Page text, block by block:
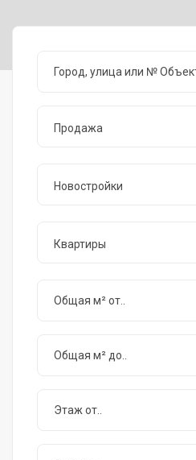
Продажа
Новостройки
Квартиры